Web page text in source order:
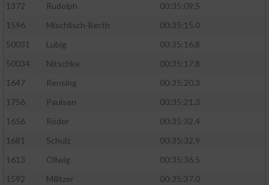
1372
Rudolph
00:35:09.5
1596
Mischlisch-Berth
00:35:15.0
50031
Lubig
00:35:16.8
50034
Nitschke
00:35:17.8
1647
Rensing
00:35:20.3
1756
Paulsen
00:35:21.3
1656
Röder
00:35:32.4
1681
Schulz
00:35:32.9
1613
Ollwig
00:35:36.5
1592
Militzer
00:35:37.0